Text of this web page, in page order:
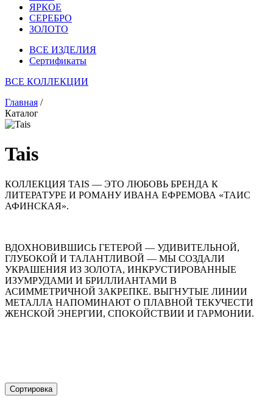
ЯРКОЕ
СЕРЕБРО
ЗОЛОТО
ВСЕ ИЗДЕЛИЯ
Сертификаты
ВСЕ КОЛЛЕКЦИИ
Главная /
Каталог
Tais
КОЛЛЕКЦИЯ TAIS — ЭТО ЛЮБОВЬ БРЕНДА К
ЛИТЕРАТУРЕ И РОМАНУ ИВАНА ЕФРЕМОВА «ТАИС
АФИНСКАЯ».
ВДОХНОВИВШИСЬ ГЕТЕРОЙ — УДИВИТЕЛЬНОЙ,
ГЛУБОКОЙ И ТАЛАНТЛИВОЙ — МЫ СОЗДАЛИ
УКРАШЕНИЯ ИЗ ЗОЛОТА, ИНКРУСТИРОВАННЫЕ
ИЗУМРУДАМИ И БРИЛЛИАНТАМИ В
АСИММЕТРИЧНОЙ ЗАКРЕПКЕ. ВЫГНУТЫЕ ЛИНИИ
МЕТАЛЛА НАПОМИНАЮТ О ПЛАВНОЙ ТЕКУЧЕСТИ
ЖЕНСКОЙ ЭНЕРГИИ, СПОКОЙСТВИИ И ГАРМОНИИ.
Сортировка